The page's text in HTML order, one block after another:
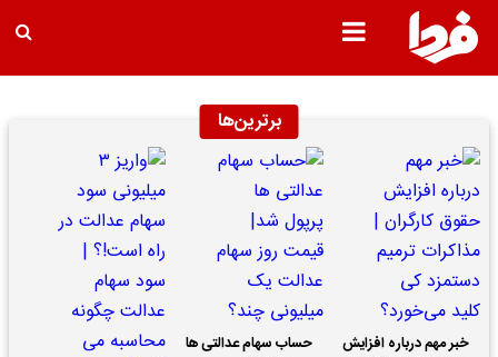
برترین‌ها
خبر مهم درباره افزایش
حساب سهام عدالتی ها